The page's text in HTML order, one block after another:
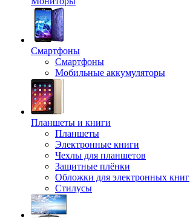
Смартфоны
Смартфоны
Мобильные аккумуляторы
Планшеты и книги
Планшеты
Электронные книги
Чехлы для планшетов
Защитные плёнки
Обложки для электронных книг
Стилусы